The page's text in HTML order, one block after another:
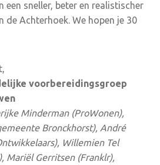
een sneller, beter en realistischer
de Achterhoek. We hopen je 30
voorbereidingsgroep
Minderman (ProWonen),
Bronckhorst), André
Willemien Tel
Mariël Gerritsen (Franklr),